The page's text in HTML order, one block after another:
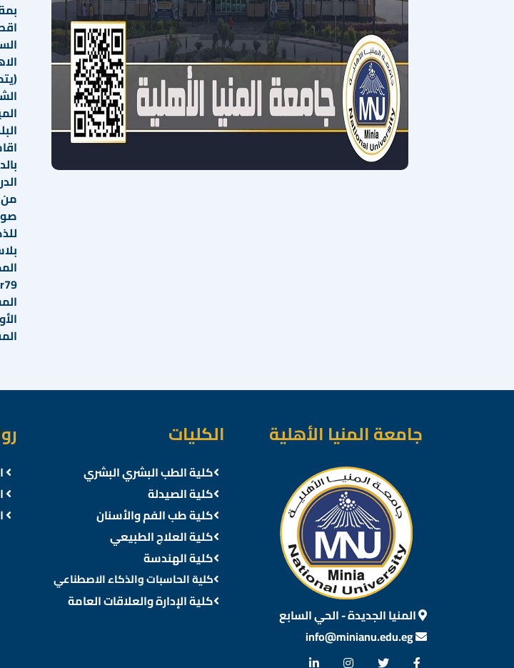
جامعة المنيا الأهلية
المنيا الجديدة - الحي السابع
الكليات
كلية الطب البشري البشري
كلية الصيدلة
كلية طب الفم والأسنان
كلية العلاج الطبيعي
كلية الهندسة
كلية الحاسبات والذكاء الاصطناعي
كلية الإدارة والعلاقات العامة